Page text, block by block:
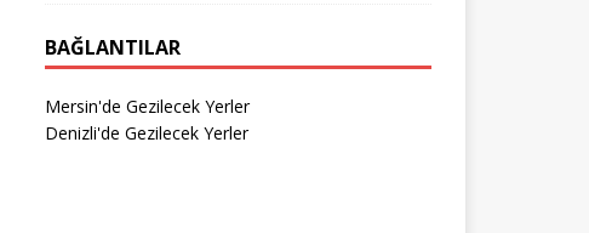
BAĞLANTILAR
Mersin'de Gezilecek Yerler
Denizli'de Gezilecek Yerler